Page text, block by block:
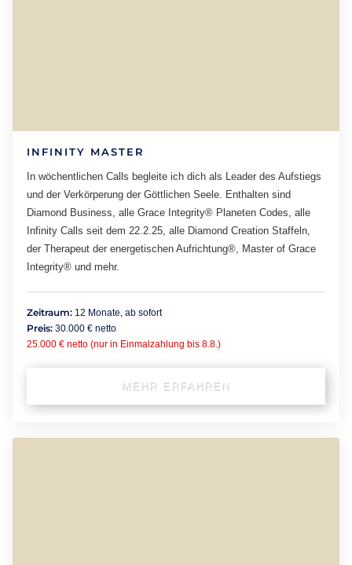
INFINITY MASTER
In wöchentlichen Calls begleite ich dich als Leader des Aufstiegs
und der Verkörperung der Göttlichen Seele. Enthalten sind
Diamond Business, alle Grace Integrity® Planeten Codes, alle
Infinity Calls seit dem 22.2.25, alle Diamond Creation Staffeln,
der Therapeut der energetischen Aufrichtung®, Master of Grace
Integrity® und mehr.
Zeitraum: 12 Monate, ab sofort
Preis: 30.000 € netto
25.000 € netto (nur in Einmalzahlung bis 8.8.)
MEHR ERFAHREN